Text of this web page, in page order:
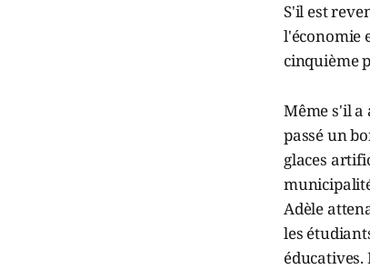
S'il est
l'économie
cinquième
Même s'il a
passé un
glaces
Adèle
les